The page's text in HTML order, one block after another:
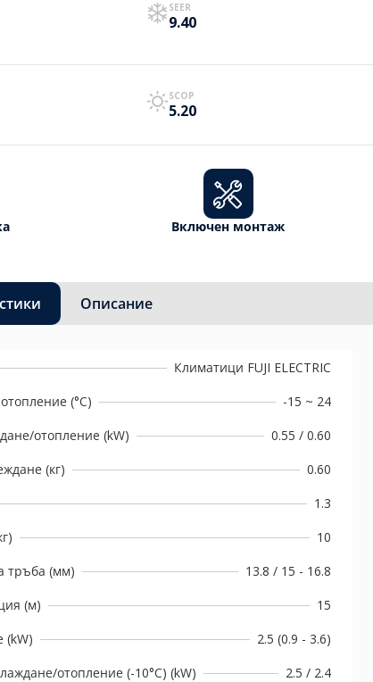
SEER
9.40
SCOP
5.20
Включен монтаж
Описание
Климатици FUJI ELECTRIC
(°C)
-15 ~ 24
отоплениe (kW)
0.55 / 0.60
(кг)
0.60
1.3
10
тръба (мм)
13.8 / 15 - 16.8
(м)
15
(kW)
2.5 (0.9 - 3.6)
отопление (-10°C) (kW)
2.5 / 2.4